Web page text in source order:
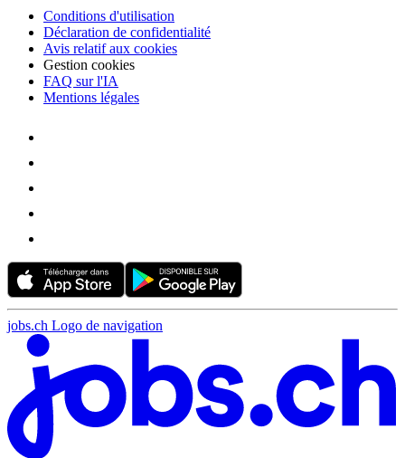
Conditions d'utilisation
Déclaration de confidentialité
Avis relatif aux cookies
Gestion cookies
FAQ sur l'IA
Mentions légales
jobs.ch Logo de navigation